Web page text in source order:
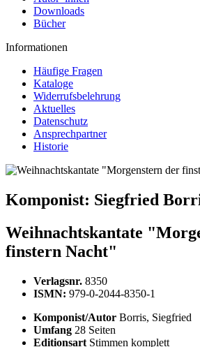
Downloads
Bücher
Informationen
Häufige Fragen
Kataloge
Widerrufsbelehrung
Aktuelles
Datenschutz
Ansprechpartner
Historie
Komponist: Siegfried
Weihnachtskantate
finstern Nacht"
Verlagsnr. 8350
ISMN: 979-0-2044-8350-1
Komponist/Autor Borris, Siegfried
Umfang 28 Seiten
Editionsart Stimmen komplett